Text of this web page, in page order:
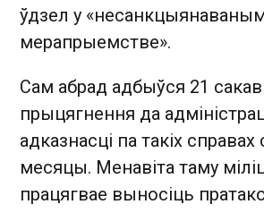
ўдзел у
мерапрыемстве».
Сам абрад адбыўся 21
прыцягнення да
адказнасці па такіх
месяцы. Менавіта таму
працягвае выносіць